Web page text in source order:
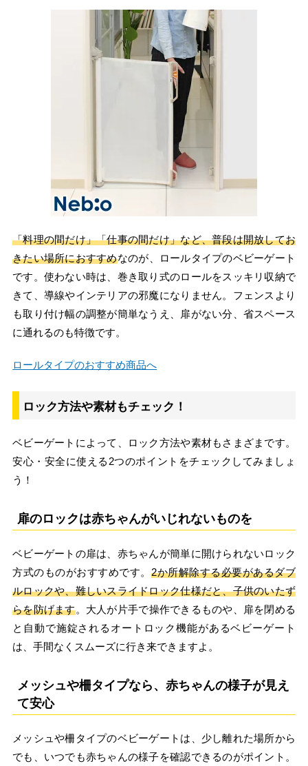
「料理の間だけ」「仕事の間だけ」など、普段は開放してお
きたい場所におすすめなのが、ロールタイプのベビーゲート
です。使わない時は、巻き取り式のロールをスッキリ収納で
きて、導線やインテリアの邪魔になりません。フェンスより
も取り付け幅の調整が簡単なうえ、扉がない分、省スペース
に通れるのも特徴です。
ロールタイプのおすすめ商品へ
ロック方法や素材もチェック！
ベビーゲートによって、ロック方法や素材もさまざまです。
安心・安全に使える2つのポイントをチェックしてみましょ
う！
扉のロックは赤ちゃんがいじれないものを
ベビーゲートの扉は、赤ちゃんが簡単に開けられないロック
方式のものがおすすめです。 2か所解除する必要があるダブ
ルロックや、難しいスライドロック仕様だと、子供のいたず
らを防げます。大人が片手で操作できるものや、扉を閉める
と自動で施錠されるオートロック機能があるベビーゲート
は、手間なくスムーズに行き来できますよ。
メッシュや柵タイプなら、赤ちゃんの様子が見え
て安心
メッシュや柵タイプのベビーゲートは、少し離れた場所から
でも、いつでも赤ちゃんの様子を確認できるのがポイント。